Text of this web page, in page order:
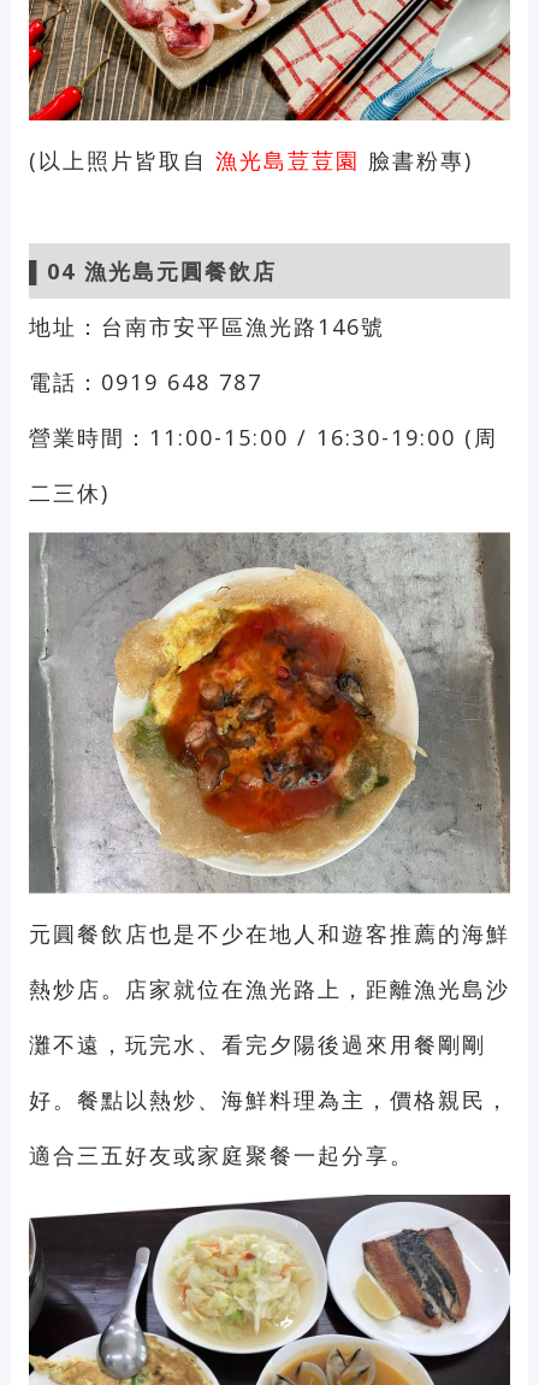
(以上照片皆取自 漁光島荳荳園 臉書粉專)
▌04 漁光島元圓餐飲店
地址：台南市安平區漁光路146號
電話：0919 648 787
營業時間：11:00-15:00 / 16:30-19:00 (周
二三休)
元圓餐飲店也是不少在地人和遊客推薦的海鮮
熱炒店。店家就位在漁光路上，距離漁光島沙
灘不遠，玩完水、看完夕陽後過來用餐剛剛
好。餐點以熱炒、海鮮料理為主，價格親民，
適合三五好友或家庭聚餐一起分享。